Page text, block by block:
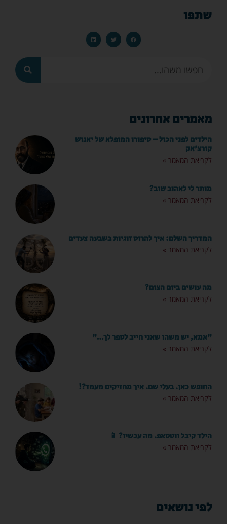
שתפו
מאמרים אחרונים
הילדים לפני הכול – סיפורו המופלא של יאנוש
קורצ'אק
לקריאת המאמר »
מותר לי לאהוב שוב?
לקריאת המאמר »
המדריך השלם: איך להרוס זוגיות בשבעה צעדים
לקריאת המאמר »
מה עושים ביום הצום?
לקריאת המאמר »
"אמא, יש משהו שאני חייב לספר לך…"
לקריאת המאמר »
החופש כאן. בעלי שם. איך מחזיקים מעמד?!
לקריאת המאמר »
הילד קיבל ווטסאפ. מה עכשיו? 📱
לקריאת המאמר »
לפי נושאים